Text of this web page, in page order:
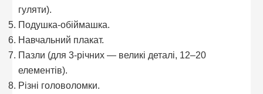
гуляти).
Подушка-обіймашка.
Навчальний плакат.
Пазли (для 3-річних — великі деталі, 12–20
елементів).
Різні головоломки.